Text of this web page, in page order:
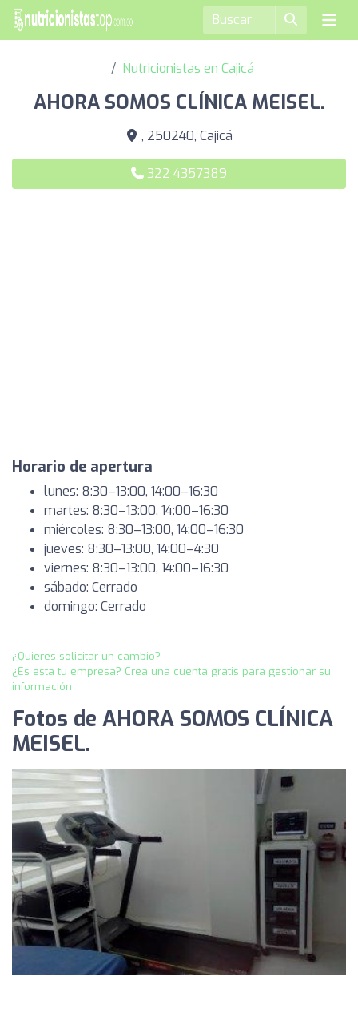
Nutricionistas en Cajicá
AHORA SOMOS CLÍNICA MEISEL.
, 250240, Cajicá
322 4357389
Horario de apertura
lunes: 8:30–13:00, 14:00–16:30
martes: 8:30–13:00, 14:00–16:30
miércoles: 8:30–13:00, 14:00–16:30
jueves: 8:30–13:00, 14:00–4:30
viernes: 8:30–13:00, 14:00–16:30
sábado: Cerrado
domingo: Cerrado
¿Quieres solicitar un cambio?
¿Es esta tu empresa? Crea una cuenta gratis para gestionar su
información
Fotos de AHORA SOMOS CLÍNICA
MEISEL.